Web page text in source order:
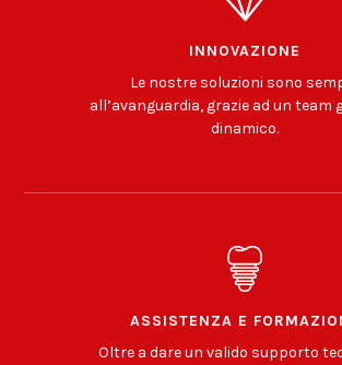
INNOVAZIONE
Le nostre soluzioni sono
all’avanguardia, grazie ad un team
dinamico.
ASSISTENZA E
Oltre a dare un valido supporto